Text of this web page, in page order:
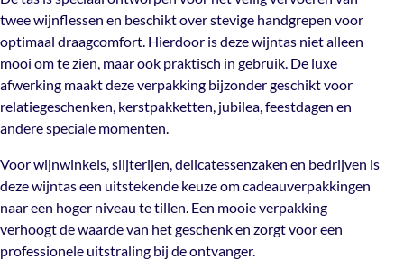
Producteigenschappen Met goudfolie
Verpakt Per 12 stuks
Artikelnummer
verpakking bijzonder geschikt voor relatiegeschenken,
kerstpakketten, jubilea, feestdagen en andere speciale
momenten.
Voor wijnwinkels, slijterijen, delicatessenzaken en
bedrijven is deze wijntas een uitstekende keuze om
mooie verpakking verhoogt de waarde van het geschenk
en zorgt voor een professionele uitstraling bij de
ontvanger.
Wil je jouw merk extra zichtbaar maken? Combineer de
twee wijnflessen en beschikt over stevige handgrepen voor
optimaal draagcomfort. Hierdoor is deze wijntas niet alleen
mooi om te zien, maar ook praktisch in gebruik. De luxe
afwerking maakt deze verpakking bijzonder geschikt voor
relatiegeschenken, kerstpakketten, jubilea, feestdagen en
andere speciale momenten.
Voor wijnwinkels, slijterijen, delicatessenzaken en bedrijven is
deze wijntas een uitstekende keuze om cadeauverpakkingen
naar een hoger niveau te tillen. Een mooie verpakking
verhoogt de waarde van het geschenk en zorgt voor een
professionele uitstraling bij de ontvanger.